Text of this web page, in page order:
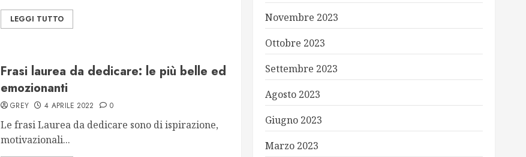
LEGGI TUTTO
Frasi laurea da dedicare: le più belle ed
emozionanti
GREY 4 APRILE 2022 0
Le frasi Laurea da dedicare sono di ispirazione,
motivazionali...
Novembre 2023
Ottobre 2023
Settembre 2023
Agosto 2023
Giugno 2023
Marzo 2023